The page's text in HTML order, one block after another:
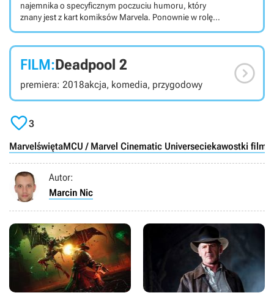
najemnika o specyficznym poczuciu humoru, który
znany jest z kart komiksów Marvela. Ponownie w rolę
FILM:Deadpool 2
premiera: 2018akcja, komedia, przygodowy 
3
MarvelświętaMCU / Marvel Cinematic Universeciekawostki
Autor:
Marcin Nic